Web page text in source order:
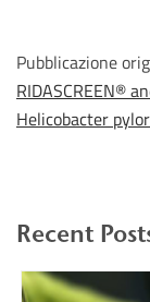
Pubblicazione
RIDASCREEN®
Helicobacter
Recent